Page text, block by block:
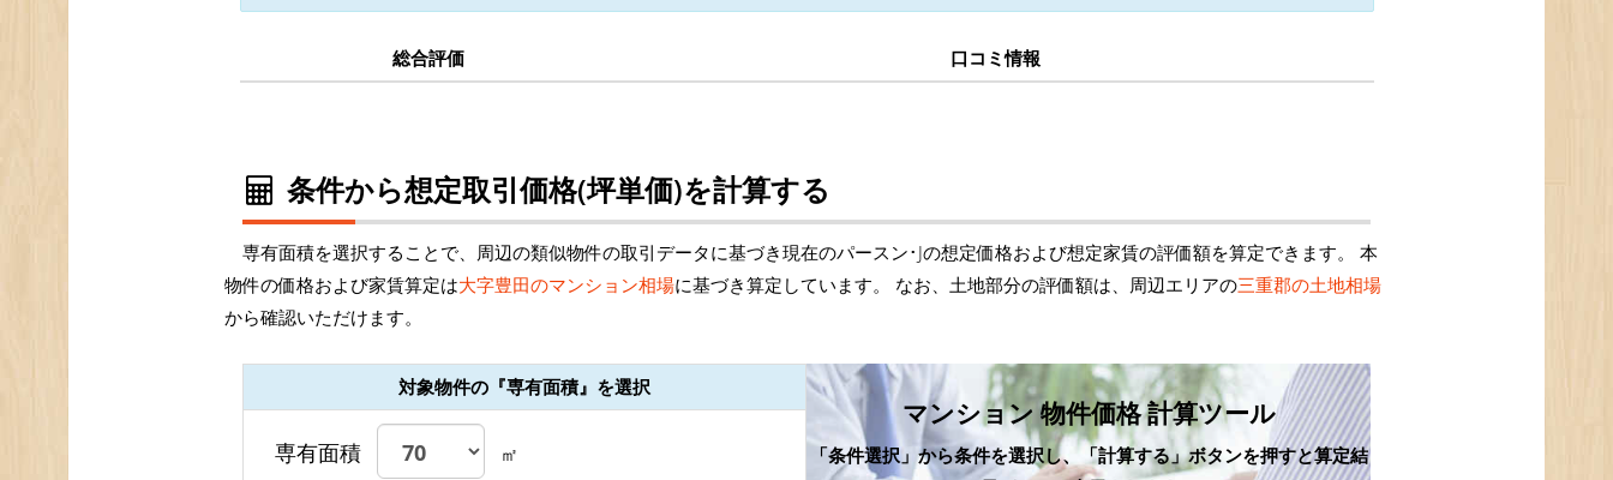
総合評価 口コミ情報
条件から想定取引価格(坪単価)を計算する
専有面積を選択することで、周辺の類似物件の取引データに基づき現在のパースン･Jの想定価格および想定家賃の評価額を算定できます。 本
物件の価格および家賃算定は大字豊田のマンション相場に基づき算定しています。 なお、土地部分の評価額は、周辺エリアの三重郡の土地相場
から確認いただけます。
対象物件の『専有面積』を選択
専有面積 ㎡
マンション 物件価格 計算ツール
「条件選択」から条件を選択し、「計算する」ボタンを押すと算定結